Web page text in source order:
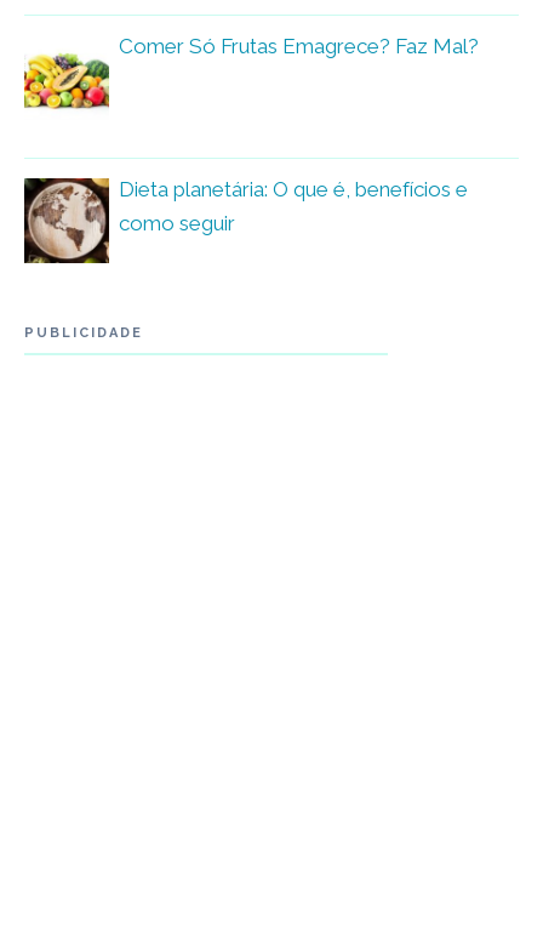
Comer Só Frutas Emagrece? Faz Mal?
Dieta planetária: O que é, benefícios e
como seguir
PUBLICIDADE